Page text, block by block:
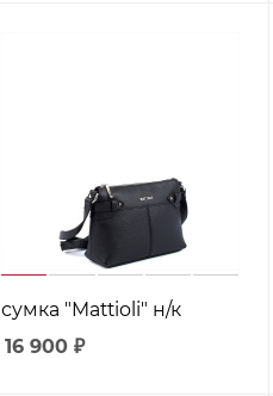
сумка "Mattioli" н/к
16 900 ₽